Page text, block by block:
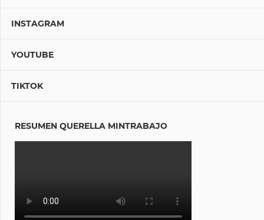
INSTAGRAM
YOUTUBE
TIKTOK
RESUMEN QUERELLA MINTRABAJO